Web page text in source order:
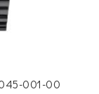
001-00